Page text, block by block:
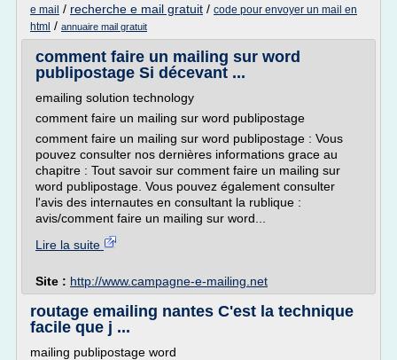
e mail / recherche e mail gratuit / code pour envoyer un mail en
html / annuaire mail gratuit
comment faire un mailing sur word
publipostage Si décevant ...
emailing solution technology
comment faire un mailing sur word publipostage
comment faire un mailing sur word publipostage : Vous
pouvez consulter nos dernières informations grace au
chapitre : Tout savoir sur comment faire un mailing sur
word publipostage. Vous pouvez également consulter
l'avis des internautes en consultant la rublique :
avis/comment faire un mailing sur word...
Lire la suite
Site : http://www.campagne-e-mailing.net
routage emailing nantes C'est la technique
facile que j ...
mailing publipostage word